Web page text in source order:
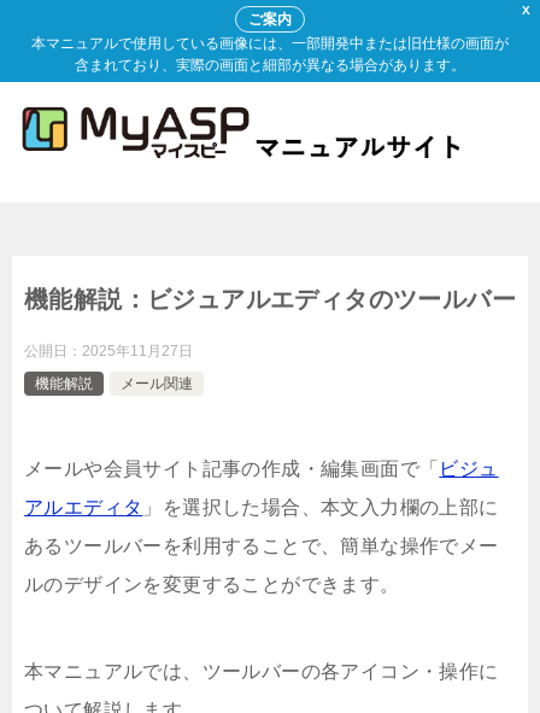
X
ご案内
本マニュアルで使用している画像には、一部開発中または旧仕様の画面が
含まれており、実際の画面と細部が異なる場合があります。
機能解説：ビジュアルエディタのツールバー
公開日： 2025年11月27日
機能解説
メール関連
メールや会員サイト記事の作成・編集画面で「 ビジュ
アルエディタ 」を選択した場合、本文入力欄の上部に
あるツールバーを利用することで、簡単な操作でメー
ルのデザインを変更することができます。
本マニュアルでは、ツールバーの各アイコン・操作に